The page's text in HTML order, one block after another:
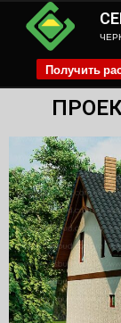
Получить